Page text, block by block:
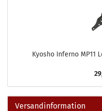
Kyosho Inferno MP11
Versandinformation